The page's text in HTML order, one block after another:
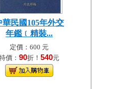
華民國105年外交
年鑑﹝精裝...
定價：600 元
價： 90折！ 540元